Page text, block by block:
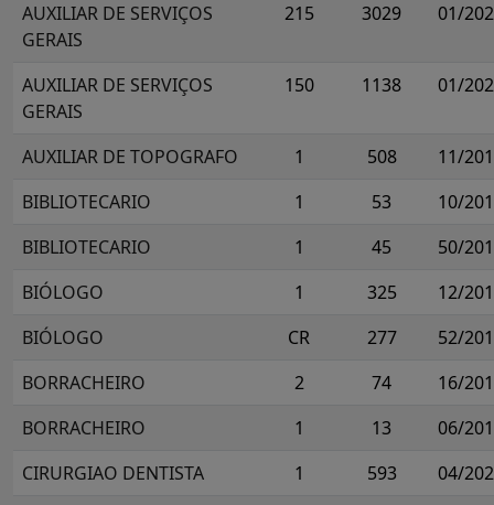
AUXILIAR DE SERVIÇOS
GERAIS
215 3029 01/
AUXILIAR DE SERVIÇOS
GERAIS
150 1138 01/
AUXILIAR DE TOPOGRAFO 1 508
11/
BIBLIOTECARIO
1 53
10/
BIBLIOTECARIO
1 45
50/
BIÓLOGO
1 325
12/
BIÓLOGO
CR 277
52/
BORRACHEIRO
2 74
16/
BORRACHEIRO
1 13
06/
CIRURGIAO DENTISTA
1 593
04/